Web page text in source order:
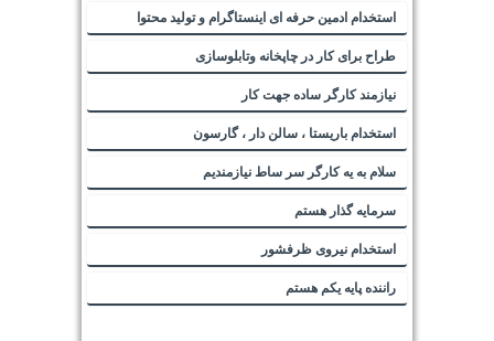
استخدام ادمین حرفه ای اینستاگرام و تولید محتوا
طراح برای کار در چاپخانه وتابلوسازی
نیازمند کارگر ساده جهت کار
استخدام باریستا ، سالن دار ، گارسون
سلام به یه کارگر سر ساط نیازمندیم
سرمایه گذار هستم
استخدام نیروی ظرفشور
راننده پایه یکم هستم